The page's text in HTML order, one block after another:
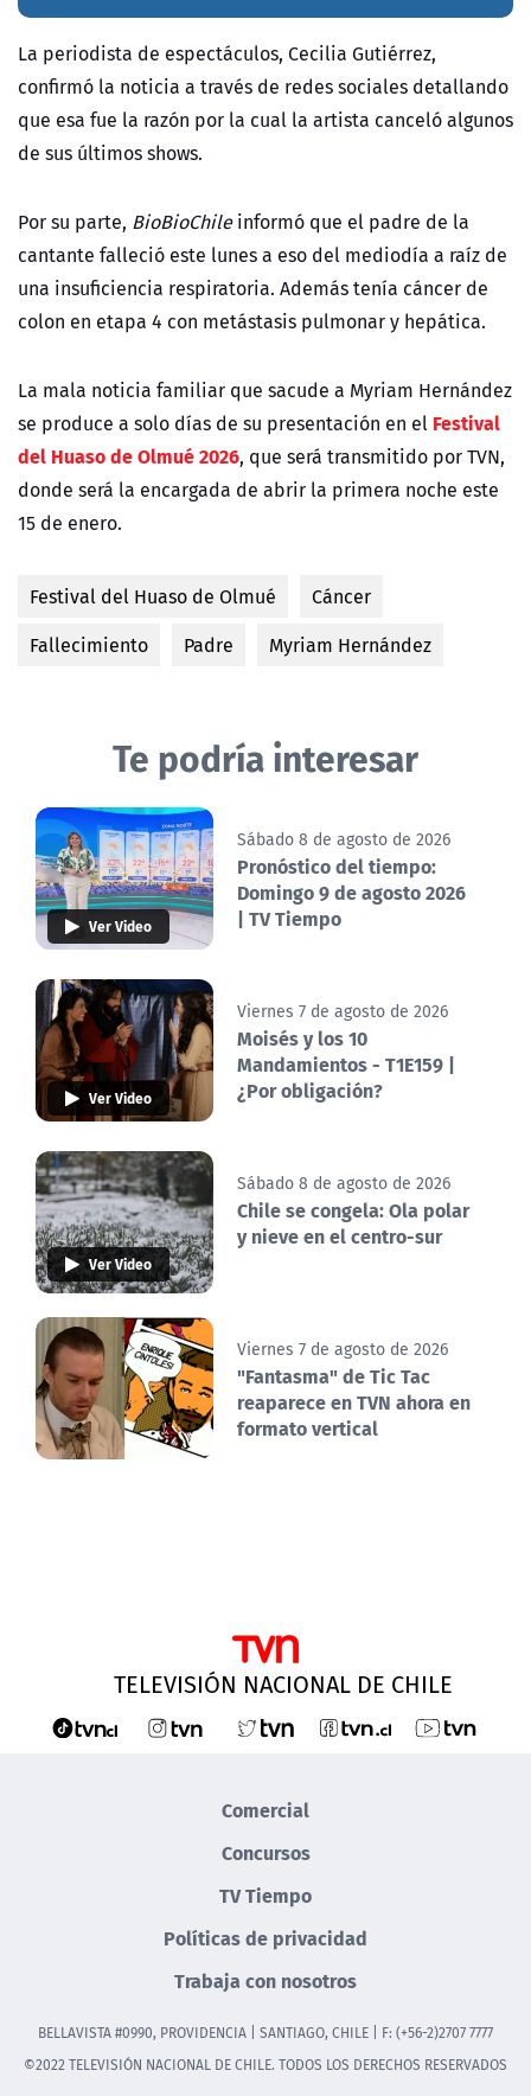
La periodista de espectáculos, Cecilia Gutiérrez,
confirmó la noticia a través de redes sociales detallando
que esa fue la razón por la cual la artista canceló algunos
de sus últimos shows.
Por su parte, BioBioChileinformó que el padre de la
cantante falleció este lunes a eso del mediodía a raíz de
una insuficiencia respiratoria. Además tenía cáncer de
colon en etapa 4 con metástasis pulmonar y hepática.
La mala noticia familiar que sacude a Myriam Hernández
se produce a solo días de su presentación en el Festival
del Huaso de Olmué 2026, que será transmitido por TVN,
donde será la encargada de abrir la primera noche este
15 de enero.
Festival del Huaso de Olmué
Cáncer
Fallecimiento
Padre Myriam Hernández
Te podría interesar
Ver Video
Sábado 8 de agosto de 2026
Pronóstico del tiempo:
Domingo 9 de agosto 2026
| TV Tiempo
Ver Video
Viernes 7 de agosto de 2026
Moisés y los 10
Mandamientos - T1E159 |
¿Por obligación?
Ver Video
Sábado 8 de agosto de 2026
Chile se congela: Ola polar
y nieve en el centro-sur
Viernes 7 de agosto de 2026
"Fantasma" de Tic Tac
reaparece en TVN ahora en
formato vertical
TELEVISIÓN NACIONAL DE CHILE
Comercial
Concursos
TV Tiempo
Políticas de privacidad
Trabaja con nosotros
BELLAVISTA #0990, PROVIDENCIA | SANTIAGO, CHILE | F: (+56-2)2707 7777
©2022 TELEVISIÓN NACIONAL DE CHILE. TODOS LOS DERECHOS RESERVADOS